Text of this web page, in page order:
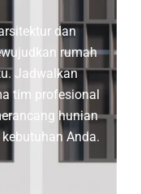
dan
rumah
Jadwalkan
tim profesional
hunian
Anda.